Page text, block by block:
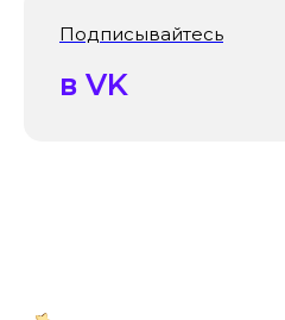
Подписывайтесь
в VK